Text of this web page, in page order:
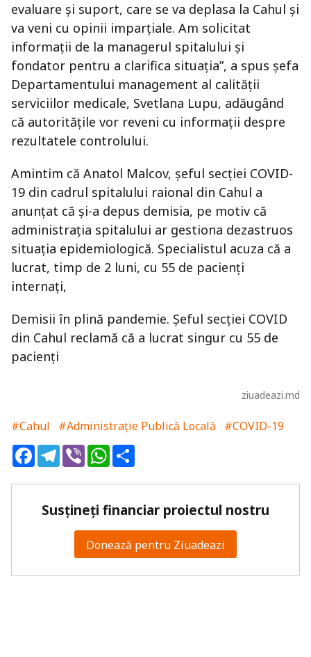
evaluare și suport, care se va deplasa la Cahul și
va veni cu opinii imparțiale. Am solicitat
informații de la managerul spitalului și
fondator pentru a clarifica situația”, a spus șefa
Departamentului management al calității
serviciilor medicale, Svetlana Lupu, adăugând
că autoritățile vor reveni cu informații despre
rezultatele controlului.
Amintim că Anatol Malcov, șeful secției COVID-
19 din cadrul spitalului raional din Cahul a
anunțat că și-a depus demisia, pe motiv că
administrația spitalului ar gestiona dezastruos
situația epidemiologică. Specialistul acuza că a
lucrat, timp de 2 luni, cu 55 de pacienți
internați,
Demisii în plină pandemie. Șeful secției COVID
din Cahul reclamă că a lucrat singur cu 55 de
pacienți
ziuadeazi.md
#Cahul #Administrație Publică Locală
#COVID-19
FacebookTelegram
ViberWhatsApp
Susțineți financiar proiectul nostru
Donează pentru Ziuadeazi